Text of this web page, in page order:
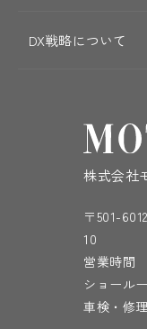
DX戦略について
株式会社
〒501-
10
営業時間
ショール
車検・修